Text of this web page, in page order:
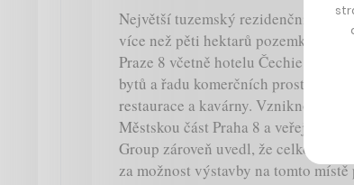
Největší tuzemský rezidenční
více než pěti hektarů pozemků u
Praze 8 včetně hotelu Čechie.
bytů a řadu komerčních prostorů pro
restaurace a kavárny. Vzniknou zde
Městskou část Praha 8 a veřejný
Group zároveň uvedl, že celkové
za možnost výstavby na tomto